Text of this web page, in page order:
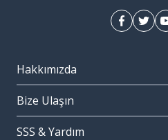
Hakkımızda
Bize Ulaşın
SSS & Yardım